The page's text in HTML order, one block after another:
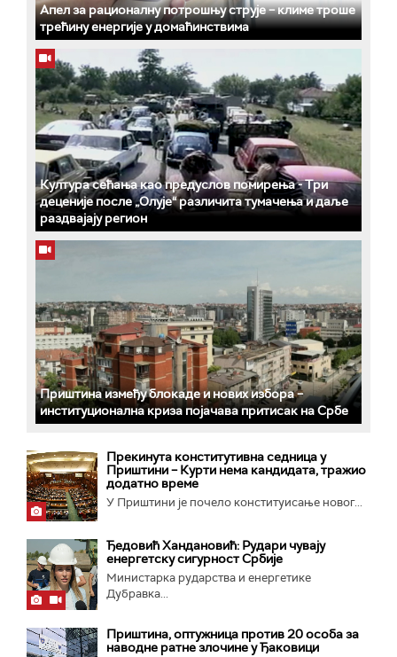
Апел за рационалну потрошњу струје – климе троше
трећину енергије у домаћинствима
Култура сећања као предуслов помирења ­- Три
деценије после „Олује“ различита тумачења и даље
раздвајају регион
Приштина између блокаде и нових избора –
институционална криза појачава притисак на Србе
Прекинута конститутивна седница у
Приштини – Курти нема кандидата, тражио
додатно време
У Приштини је почело конституисање новог...
Ђедовић Хандановић: Рудари чувају
енергетску сигурност Србије
Министарка рударства и енергетике
Дубравка...
Приштина, оптужница против 20 особа за
наводне ратне злочине у Ђаковици